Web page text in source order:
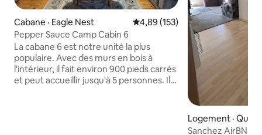
Cabane · Eagle Nest Note moyenne de 4,89 sur 5,
4,89 (153)
Pepper Sauce Camp Cabin 6
La cabane 6 est notre unité la plus
populaire. Avec des murs en bois à
l'intérieur, il fait environ 900 pieds carrés
et peut accueillir jusqu'à 5 personnes. Il
Logement ·
Sanchez AirBNB